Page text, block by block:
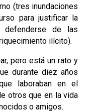
(tres inundaciones
para justificar la
de las
ilícito).
pero está un rato y
durante diez años
laboraban en el
otros que en la vida
o amigos.